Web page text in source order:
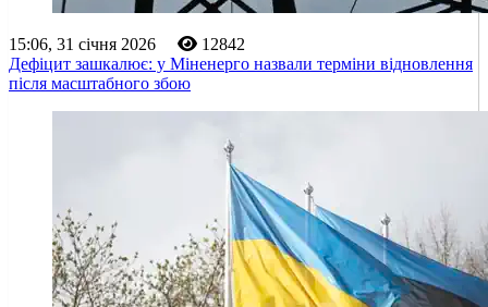
15:06, 31 січня 2026
12842
Дефіцит зашкалює: у Міненерго назвали терміни відновлення
після масштабного збою